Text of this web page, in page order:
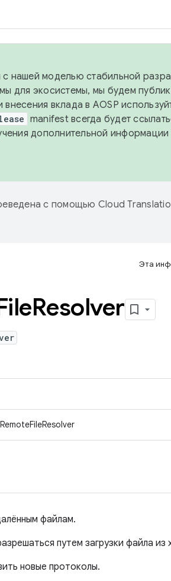
с нашей моделью стабильной
для экосистемы, мы будем
вклада в AOSP
manifest всегда будет
дополнительной информации
с помощью Cloud
Эта
Resolver
файлам.
путем загрузки файла из
новые протоколы.